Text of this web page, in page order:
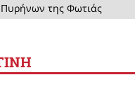
της Φωτιάς